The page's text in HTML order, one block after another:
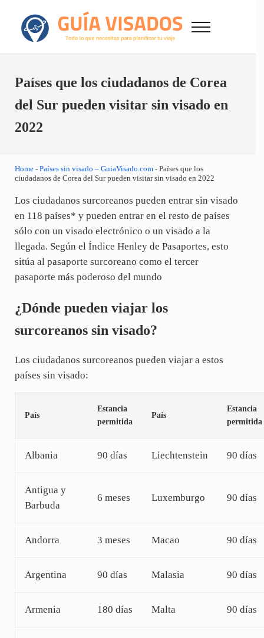
GuiaVisado.com - Guía de visados de viaje en
Otro sitio realizado con WordPress
Menu
Países que los ciudadanos de Corea
del Sur pueden visitar sin visado en
2022
Home- Países sin visado – GuiaVisado.com- Países que los
ciudadanos de Corea del Sur pueden visitar sin visado en 2022
Los ciudadanos surcoreanos pueden entrar sin visado
en 118 países* y pueden entrar en el resto de países
sólo con un visado electrónico o un visado a la
llegada. Según el Índice Henley de Pasaportes, esto
sitúa al pasaporte surcoreano como el tercer
pasaporte más poderoso del mundo
¿Dónde pueden viajar los
surcoreanos sin visado?
Los ciudadanos surcoreanos pueden viajar a estos
países sin visado:
País
Estancia
permitida
País
Estancia
permitida
Albania 90 días Liechtenstein 90 días
Antigua y
Barbuda
6 meses Luxemburgo 90 días
Andorra 3 meses Macao 90 días
Argentina 90 días Malasia 90 días
Armenia 180 días Malta 90 días